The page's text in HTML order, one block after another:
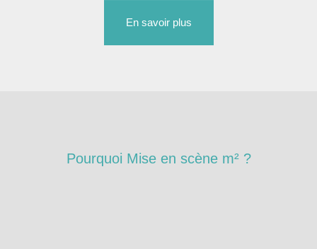
En savoir plus
Pourquoi Mise en scène m² ?